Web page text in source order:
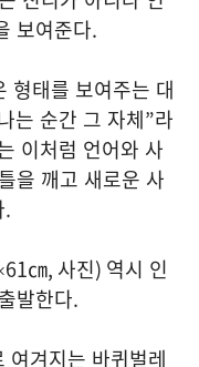
보여준다.
형태를 보여주는 대
는 순간 그 자체”라
이처럼 언어와 사
을 깨고 새로운 사
.
㎝, 사진) 역시 인
발한다.
여겨지는 바퀴벌레